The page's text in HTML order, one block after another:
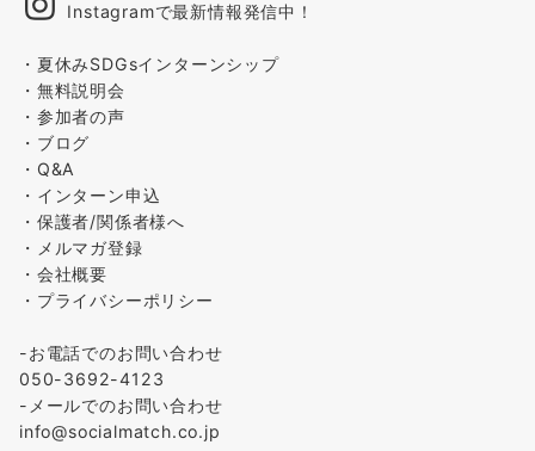
Instagramで最新情報発信中！
・夏休みSDGsインターンシップ
・無料説明会
・参加者の声
・ブログ
・Q&A
・インターン申込
・保護者/関係者様へ
・メルマガ登録
・会社概要
・プライバシーポリシー
-お電話でのお問い合わせ
050-3692-4123
-メールでのお問い合わせ
info@socialmatch.co.jp